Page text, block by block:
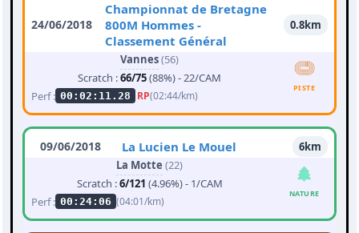
24/06/2018
Championnat de Bretagne
800M Hommes -
Classement Général
0.8km
Vannes(56)
Scratch :66/75(88%) - 22/CAM
Perf : 00:02:11.28 RP(02:44/km)
PISTE
09/06/2018 La Lucien Le Mouel
6km
La Motte (22)
Scratch :6/121 (4.96%) - 1/CAM
Perf : 00:24:06 (04:01/km)
NATURE